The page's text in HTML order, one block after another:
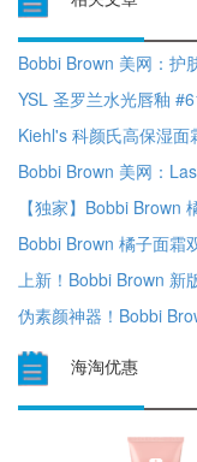
YSL 圣罗兰水光唇釉
Bobbi Brown 橘子面霜
海淘优惠